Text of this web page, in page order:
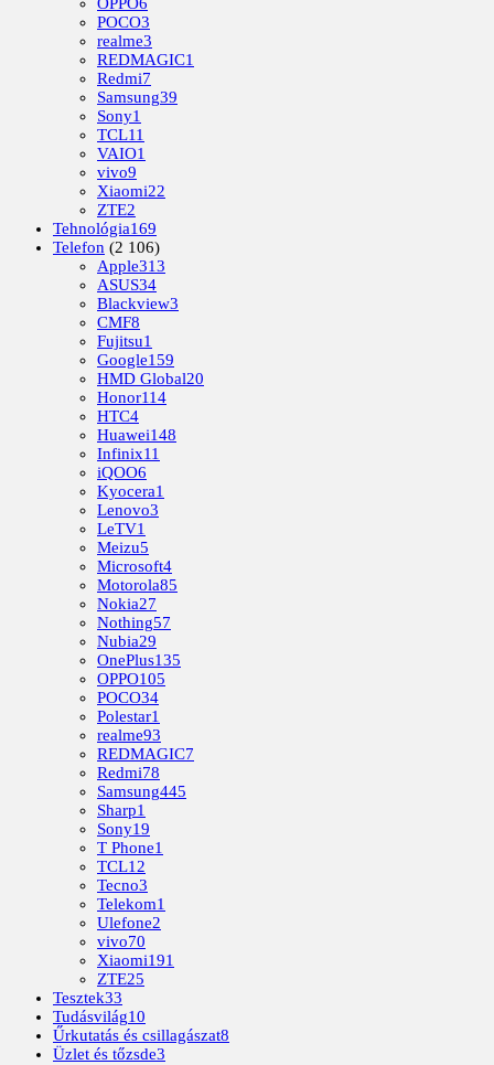
OPPO6
POCO3
realme3
REDMAGIC1
Redmi7
Samsung39
Sony1
TCL11
VAIO1
vivo9
Xiaomi22
ZTE2
Tehnológia169
Telefon (2 106)
Apple313
ASUS34
Blackview3
CMF8
Fujitsu1
Google159
HMD Global20
Honor114
HTC4
Huawei148
Infinix11
iQOO6
Kyocera1
Lenovo3
LeTV1
Meizu5
Microsoft4
Motorola85
Nokia27
Nothing57
Nubia29
OnePlus135
OPPO105
POCO34
Polestar1
realme93
REDMAGIC7
Redmi78
Samsung445
Sharp1
Sony19
T Phone1
TCL12
Tecno3
Telekom1
Ulefone2
vivo70
Xiaomi191
ZTE25
Tesztek33
Tudásvilág10
Űrkutatás és csillagászat8
Üzlet és tőzsde3